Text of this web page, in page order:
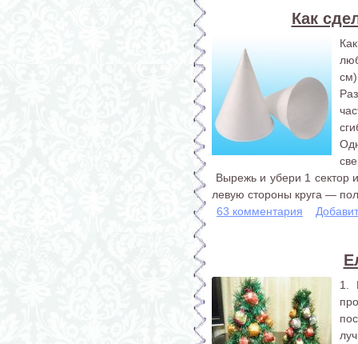
Как
Вырежь и убери 1 сектор
левую стороны круга —
63 комментария
1.